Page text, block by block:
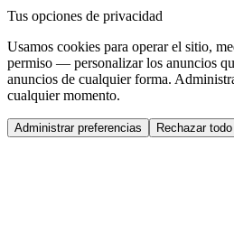
Tus opciones de privacidad
Usamos cookies para operar el sitio,
permiso — personalizar los anuncios
anuncios de cualquier forma.
cualquier momento.
Administrar preferencias Rechazar todo